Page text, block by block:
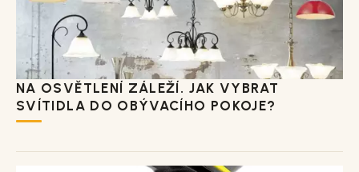
NA OSVĚTLENÍ ZÁLEŽÍ. JAK VYBRAT
SVÍTIDLA DO OBÝVACÍHO POKOJE?